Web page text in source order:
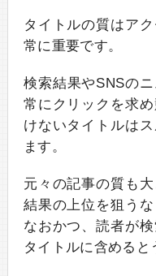
タイトルの質はア
常に重要です。
検索結果やSNSの
常にクリックを求
けないタイトルは
ます。
元々の記事の質も
結果の上位を狙う
なおかつ、読者が
タイトルに含めると